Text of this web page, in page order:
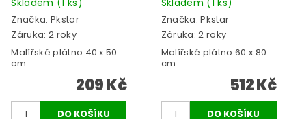
Značka: Pkstar
Záruka: 2 roky
Malířské plátno 40 x 50
cm.
209 Kč
Značka:Pkstar
Záruka: 2 roky
Malířské plátno 60 x 80
cm.
512 Kč